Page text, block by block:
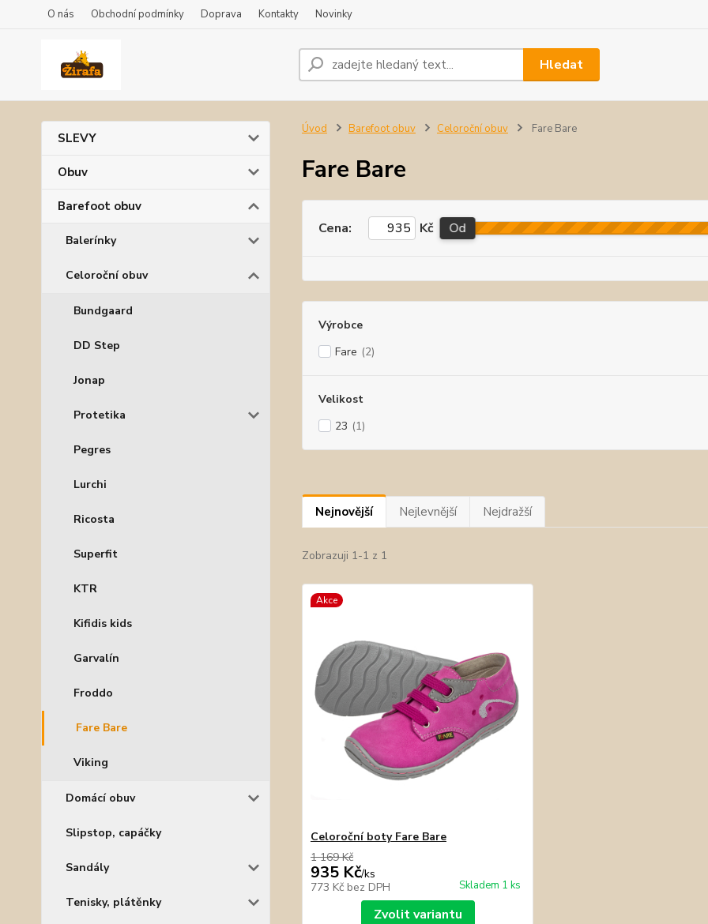
O nás Obchodní podmínky Doprava Kontakty Novinky
Hledat
SLEVY
Obuv
Barefoot obuv
Balerínky
Celoroční obuv
Bundgaard
DD Step
Jonap
Protetika
Pegres
Lurchi
Ricosta
Superfit
KTR
Kifidis kids
Garvalín
Froddo
Fare Bare
Viking
Domácí obuv
Slipstop, capáčky
Sandály
Tenisky, plátěnky
Úvod Barefoot obuv Celoroční obuv Fare Bare
Fare Bare
Cena: Kč Od
Výrobce
Fare (2)
Velikost
23 (1)
Nejnovější Nejlevnější Nejdražší
Zobrazuji 1-1 z 1
Akce
Celoroční boty Fare Bare
1 169 Kč
935 Kč/ks
773 Kč bez DPH Skladem 1 ks
Zvolit variantu